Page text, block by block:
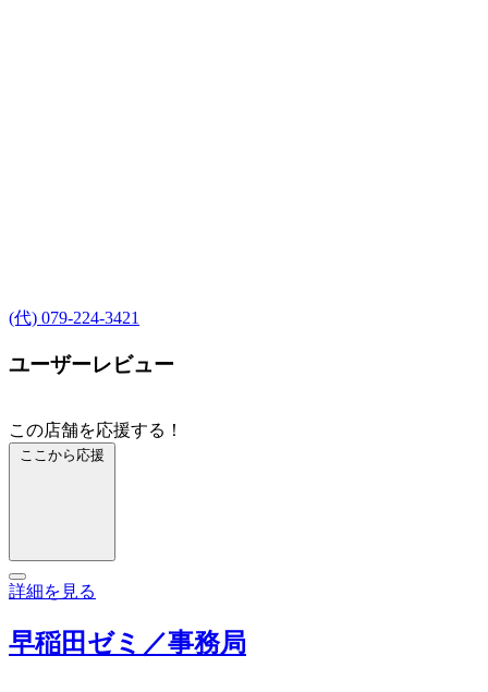
(代) 079-224-3421
ユーザーレビュー
この店舗を応援する！
ここから応援
詳細を見る
早稲田ゼミ／事務局